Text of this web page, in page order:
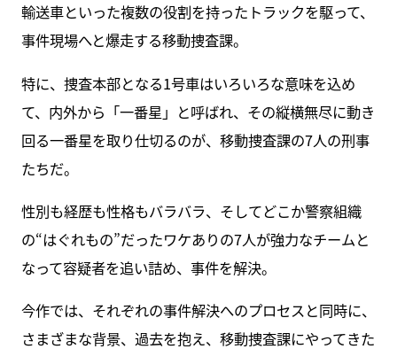
輸送車といった複数の役割を持ったトラックを駆って、
事件現場へと爆走する移動捜査課。
特に、捜査本部となる1号車はいろいろな意味を込め
て、内外から「一番星」と呼ばれ、その縦横無尽に動き
回る一番星を取り仕切るのが、移動捜査課の7人の刑事
たちだ。
性別も経歴も性格もバラバラ、そしてどこか警察組織
の“はぐれもの”だったワケありの7人が強力なチームと
なって容疑者を追い詰め、事件を解決。
今作では、それぞれの事件解決へのプロセスと同時に、
さまざまな背景、過去を抱え、移動捜査課にやってきた